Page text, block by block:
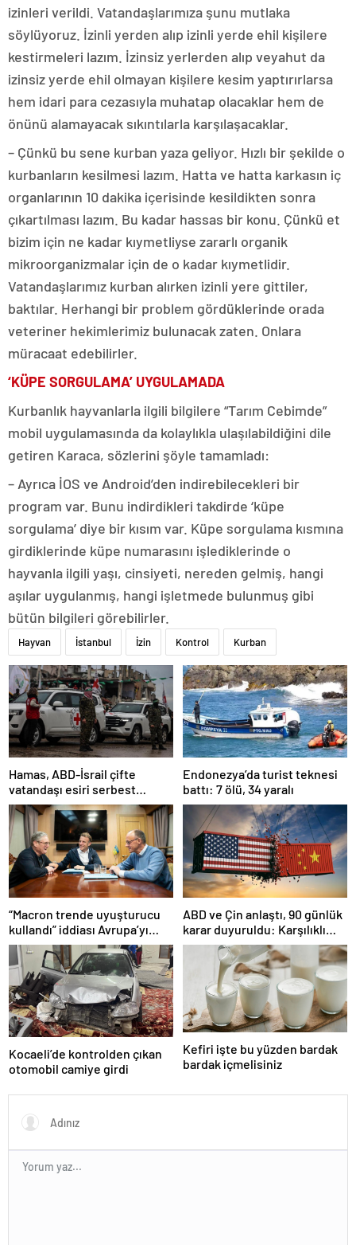
izinleri verildi. Vatandaşlarımıza şunu mutlaka
söylüyoruz. İzinli yerden alıp izinli yerde ehil kişilere
kestirmeleri lazım. İzinsiz yerlerden alıp veyahut da
izinsiz yerde ehil olmayan kişilere kesim yaptırırlarsa
hem idari para cezasıyla muhatap olacaklar hem de
önünü alamayacak sıkıntılarla karşılaşacaklar.
– Çünkü bu sene kurban yaza geliyor. Hızlı bir şekilde o
kurbanların kesilmesi lazım. Hatta ve hatta karkasın iç
organlarının 10 dakika içerisinde kesildikten sonra
çıkartılması lazım. Bu kadar hassas bir konu. Çünkü et
bizim için ne kadar kıymetliyse zararlı organik
mikroorganizmalar için de o kadar kıymetlidir.
Vatandaşlarımız kurban alırken izinli yere gittiler,
baktılar. Herhangi bir problem gördüklerinde orada
veteriner hekimlerimiz bulunacak zaten. Onlara
müracaat edebilirler.
‘KÜPE SORGULAMA’ UYGULAMADA
Kurbanlık hayvanlarla ilgili bilgilere “Tarım Cebimde”
mobil uygulamasında da kolaylıkla ulaşılabildiğini dile
getiren Karaca, sözlerini şöyle tamamladı:
– Ayrıca İOS ve Android’den indirebilecekleri bir
program var. Bunu indirdikleri takdirde ‘küpe
sorgulama’ diye bir kısım var. Küpe sorgulama kısmına
girdiklerinde küpe numarasını işlediklerinde o
hayvanla ilgili yaşı, cinsiyeti, nereden gelmiş, hangi
aşılar uygulanmış, hangi işletmede bulunmuş gibi
bütün bilgileri görebilirler.
Hayvan İstanbul İzin Kontrol Kurban
Hamas, ABD-İsrail çifte
vatandaşı esiri serbest
bırakacağını duyurdu
Endonezya’da turist teknesi
battı: 7 ölü, 34 yaralı
“Macron trende uyuşturucu
kullandı” iddiası Avrupa’yı
karıştırmıştı: Fransa’dan
“peçeteli” yalanlama geldi!
ABD ve Çin anlaştı, 90 günlük
karar duyuruldu: Karşılıklı
tarife indirimi geldi!
Kocaeli’de kontrolden çıkan
otomobil camiye girdi
Kefiri işte bu yüzden bardak
bardak içmelisiniz